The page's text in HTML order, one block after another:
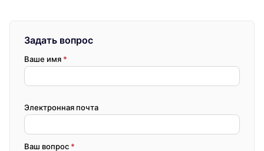
Задать вопрос
Ваше имя *
Электронная почта
Ваш вопрос *